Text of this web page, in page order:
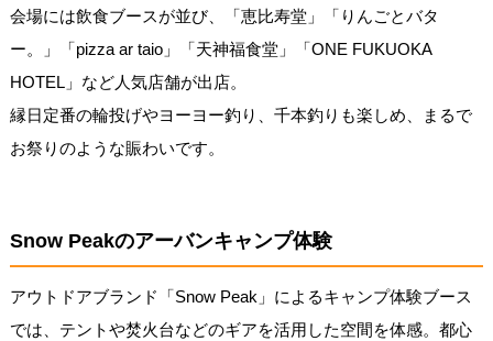
会場には飲食ブースが並び、「恵比寿堂」「りんごとバタ
ー。」「pizza ar taio」「天神福食堂」「ONE FUKUOKA
HOTEL」など人気店舗が出店。
縁日定番の輪投げやヨーヨー釣り、千本釣りも楽しめ、まるで
お祭りのような賑わいです。
Snow Peakのアーバンキャンプ体験
アウトドアブランド「Snow Peak」によるキャンプ体験ブース
では、テントや焚火台などのギアを活用した空間を体感。都心